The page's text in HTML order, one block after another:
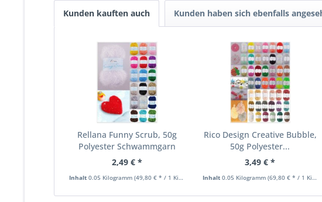
Kunden kauften auch Kunden haben sich ebenfalls
Rellana Funny Scrub, 50g
Polyester Schwammgarn
2,49 € *
Inhalt 0.05 Kilogramm (49,80 € * / 1 Kilogramm)
Rico Design Creative Bubble,
50g Polyester...
3,49 € *
Inhalt 0.05 Kilogramm (69,80 € * / 1 Kilogramm)